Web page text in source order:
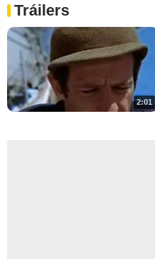
Tráilers
2:01